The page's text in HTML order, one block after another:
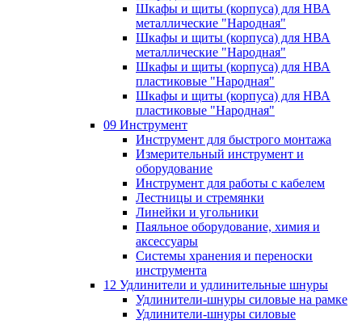
Шкафы и щиты (корпуса) для НВА
металлические "Народная"
Шкафы и щиты (корпуса) для НВА
металлические "Народная"
Шкафы и щиты (корпуса) для НВА
пластиковые "Народная"
Шкафы и щиты (корпуса) для НВА
пластиковые "Народная"
09 Инструмент
Инструмент для быстрого монтажа
Измерительный инструмент и
оборудование
Инструмент для работы с кабелем
Лестницы и стремянки
Линейки и угольники
Паяльное оборудование, химия и
аксессуары
Системы хранения и переноски
инструмента
12 Удлинители и удлинительные шнуры
Удлинители-шнуры силовые на рамке
Удлинители-шнуры силовые